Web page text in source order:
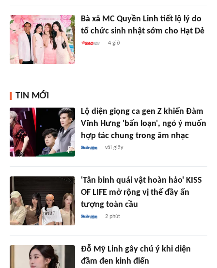
Bà xã MC Quyền Linh tiết lộ lý do
tổ chức sinh nhật sớm cho Hạt Dẻ
4 giờ
TIN MỚI
Lộ diện giọng ca gen Z khiến Đàm
Vĩnh Hưng 'bấn loạn', ngỏ ý muốn
hợp tác chung trong âm nhạc
vài giây
'Tân binh quái vật hoàn hảo' KISS
OF LIFE mở rộng vị thế đầy ấn
tượng toàn cầu
2 phút
Đỗ Mỹ Linh gây chú ý khi diện
đầm đen kinh điển